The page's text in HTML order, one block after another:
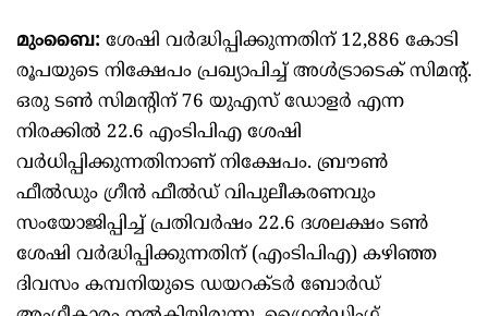
മുംബൈ: ശേഷി വർദ്ധിപ്പിക്കുന്നതിന് 12,886 കോടി
രൂപയുടെ നിക്ഷേപം പ്രഖ്യാപിച്ച് അൾട്രാടെക് സിമന്റ്.
ഒരു ടൺ സിമന്റിന് 76 യുഎസ് ഡോളർ എന്ന
നിരക്കിൽ 22.6 എംടിപിഎ ശേഷി
വർധിപ്പിക്കുന്നതിനാണ് നിക്ഷേപം. ബ്രൗൺ
ഫീൽഡും ഗ്രീൻ ഫീൽഡ് വിപുലീകരണവും
സംയോജിപ്പിച്ച് പ്രതിവർഷം 22.6 ദശലക്ഷം ടൺ
ശേഷി വർദ്ധിപ്പിക്കുന്നതിന് (എംടിപിഎ) കഴിഞ്ഞ
ദിവസം കമ്പനിയുടെ ഡയറക്ടർ ബോർഡ്